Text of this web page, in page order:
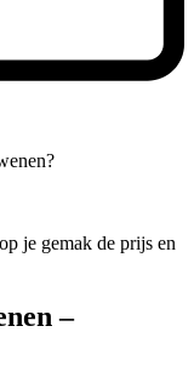
je gemak de prijs en
–